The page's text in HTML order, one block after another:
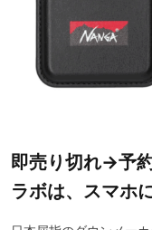
即売り切れ→予
ラボは、スマホ